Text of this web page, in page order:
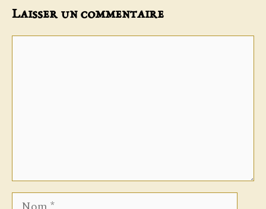
Laisser un commentaire
Nom